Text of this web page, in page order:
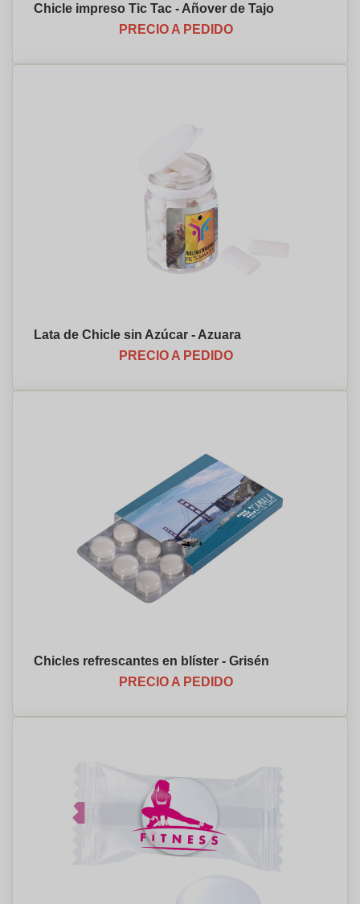
Chicle impreso Tic Tac - Añover de Tajo
PRECIO A PEDIDO
Lata de Chicle sin Azúcar - Azuara
PRECIO A PEDIDO
Chicles refrescantes en blíster - Grisén
PRECIO A PEDIDO